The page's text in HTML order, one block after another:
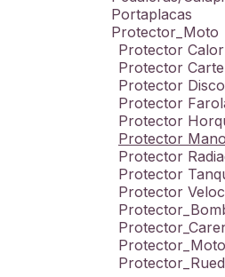
Portaplacas
Protector_Moto
Protector Calor
Protector
Protector Disco
Protector
Protector
Protector
Protector
Protector
Protector